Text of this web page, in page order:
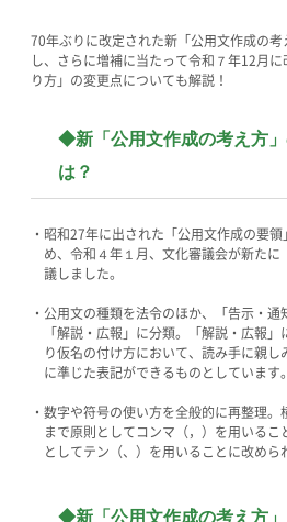
70年ぶりに改定された新「公用文作成の
し、さらに増補に当たって令和７年12月
り方」の変更点についても解説！
◆新「公用文作成の考え方」
は？
・昭和27年に出された「公用文作成の要
め、令和４年１月、文化審議会が新た
議しました。
・公用文の種類を法令のほか、「告示・通
「解説・広報」に分類。「解説・広報
り仮名の付け方において、読み手に親
に準じた表記ができるものとしています。
・数字や符号の使い方を全般的に再整理
まで原則としてコンマ（，）を用いる
としてテン（、）を用いることに改めら
◆新「公用文作成の考え方